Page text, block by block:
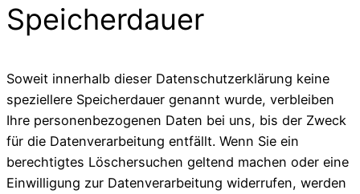
Speicherdauer
Soweit innerhalb dieser Datenschutzerklärung keine
speziellere Speicherdauer genannt wurde, verbleiben
Ihre personenbezogenen Daten bei uns, bis der Zweck
für die Datenverarbeitung entfällt. Wenn Sie ein
berechtigtes Löschersuchen geltend machen oder eine
Einwilligung zur Datenverarbeitung widerrufen, werden